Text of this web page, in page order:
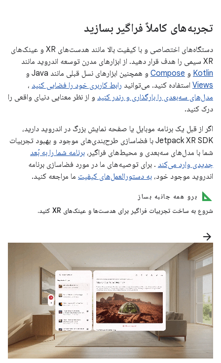
تجربه‌های کاملاً فراگیر بسازید
دستگاه‌های اختصاصی و با کیفیت بالا مانند هدست‌های XR و عینک‌های
XR سیمی را هدف قرار دهید. از ابزارهای مدرن توسعه اندروید مانند
Kotlin و Compose و همچنین ابزارهای نسل قبلی مانند Java و
Views استفاده کنید. می‌توانید رابط کاربری خود را فضایی کنید ،
مدل‌های سه‌بعدی را بارگذاری و رندر کنید و از نظر معنایی دنیای واقعی را
درک کنید.
اگر از قبل یک برنامه موبایل یا صفحه نمایش بزرگ در اندروید دارید،
Jetpack XR SDK با فضاسازی طرح‌بندی‌های موجود و بهبود تجربیات
شما با مدل‌های سه‌بعدی و محیط‌های فراگیر، برنامه شما را به بُعد
جدیدی وارد می‌کند . برای توصیه‌های ما در مورد فضاسازی برنامه
اندروید موجود خود، به دستورالعمل‌های کیفیت ما مراجعه کنید.
برو همه جانبه بساز
شروع به ساخت تجربیات فراگیر برای هدست‌ها و عینک‌های XR کنید.
arrow_forward